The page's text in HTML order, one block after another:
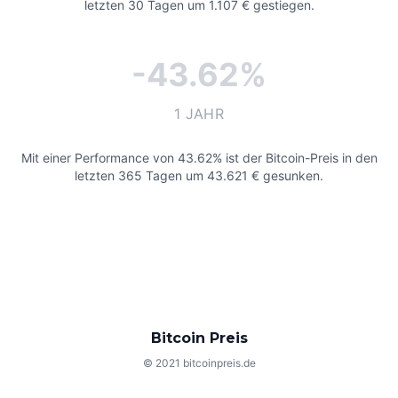
letzten 30 Tagen um 1.107 € gestiegen.
-43.62%
1 JAHR
Mit einer Performance von 43.62% ist der Bitcoin-Preis in den
letzten 365 Tagen um 43.621 € gesunken.
Bitcoin Preis
© 2021 bitcoinpreis.de